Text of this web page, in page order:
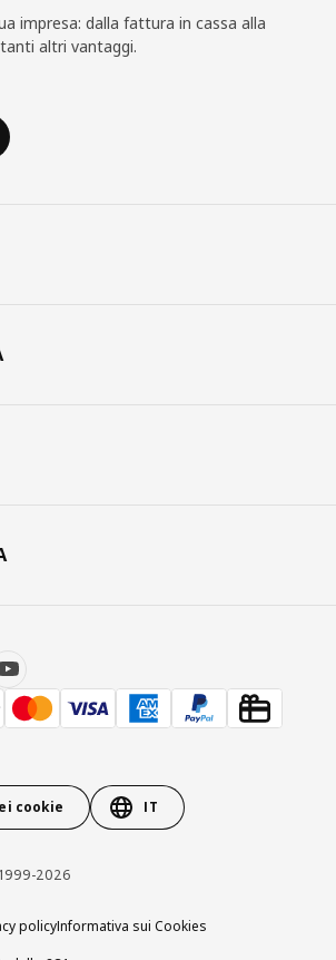
impresa: dalla fattura in cassa alla
altri vantaggi.
cookie IT
2026
policyInformativa sui Cookies